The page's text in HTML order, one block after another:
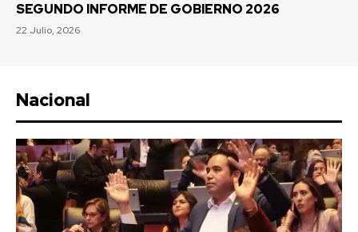
SEGUNDO INFORME DE GOBIERNO 2026
22 Julio, 2026
Nacional